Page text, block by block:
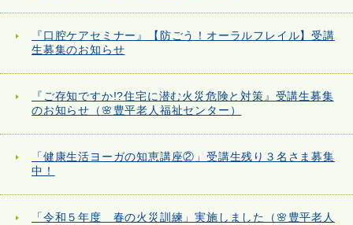
『口腔ケアセミナー』【防ごう！オーラルフレイル】受講
生募集のお知らせ
『ご存知ですか!?住宅に潜む火災危険と対策』受講生募集
のお知らせ（🌸豊平老人福祉センター）
「健康生活ヨーガの知恵講座②」受講生残り３名さま募集
中！
「令和５年度 春の火災訓練」実施しました（🌸豊平老人